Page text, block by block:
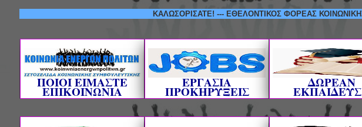
ΚΑΛΩΣΟΡΙΣΑΤΕ! --- ΕΘΕΛΟΝΤΙΚΟΣ ΦΟΡΕΑΣ ΚΟΙΝΩΝΙΚΗΣ
ΠΟΙΟΙ ΕΙΜΑΣΤΕ
ΕΠΙΚΟΙΝΩΝΙΑ
ΕΡΓΑΣΙΑ
ΠΡΟΚΗΡΥΞΕΙΣ
ΔΩΡΕΑΝ